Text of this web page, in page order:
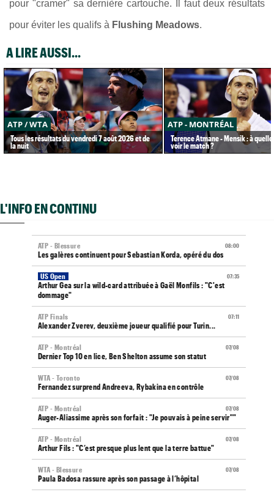
pour "cramer" sa dernière cartouche. Il faut deux résultats
pour éviter les qualifs à Flushing Meadows.
A LIRE AUSSI...
ATP / WTA
Tous les résultats du vendredi 7 août 2026 et de
la nuit
ATP - MONTRÉAL
Terence Atmane - Mensik : à
voir le match ?
L'INFO EN CONTINU
08:00
ATP - Blessure
Les galères continuent pour Sebastian Korda, opéré du dos
07:35
US Open
Arthur Gea sur la wild-card attribuée à Gaël Monfils : "C'est
dommage"
07:11
ATP Finals
Alexander Zverev, deuxième joueur qualifié pour Turin...
07/08
ATP - Montréal
Dernier Top 10 en lice, Ben Shelton assume son statut
07/08
WTA - Toronto
Fernandez surprend Andreeva, Rybakina en contrôle
07/08
ATP - Montréal
Auger-Aliassime après son forfait : "Je pouvais à peine servir""
07/08
ATP - Montréal
Arthur Fils : "C’est presque plus lent que la terre battue"
07/08
WTA - Blessure
Paula Badosa rassure après son passage à l’hôpital